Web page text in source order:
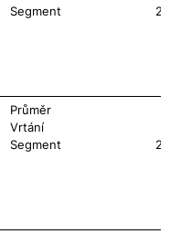
Segment
Průměr
Vrtání
Segment